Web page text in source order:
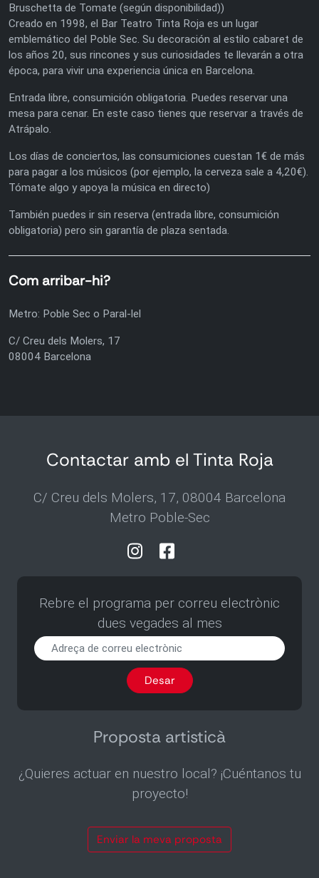
Bruschetta de Tomate (según disponibilidad))
Creado en 1998, el Bar Teatro Tinta Roja es un lugar
emblemático del Poble Sec. Su decoración al estilo cabaret de
los años 20, sus rincones y sus curiosidades te llevarán a otra
época, para vivir una experiencia única en Barcelona.
Entrada libre, consumición obligatoria. Puedes reservar una
mesa para cenar. En este caso tienes que reservar a través de
Atrápalo.
Los días de conciertos, las consumiciones cuestan 1€ de más
para pagar a los músicos (por ejemplo, la cerveza sale a 4,20€).
Tómate algo y apoya la música en directo)
También puedes ir sin reserva (entrada libre, consumición
obligatoria) pero sin garantía de plaza sentada.
Com arribar-hi?
Metro: Poble Sec o Paral-lel
C/ Creu dels Molers, 17
08004 Barcelona
Contactar amb el Tinta Roja
C/ Creu dels Molers, 17, 08004 Barcelona
Metro Poble-Sec
Rebre el programa per correu electrònic
dues vegades al mes
Rebre
programa
per
vegades
mes
Desar
Proposta artisticà
¿Quieres actuar en nuestro local? ¡Cuéntanos tu
proyecto!
Enviar la meva proposta